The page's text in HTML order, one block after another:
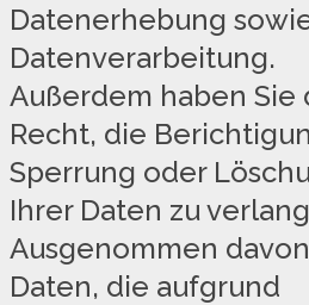
Datenerhebung
Datenverarbeitung.
Außerdem haben Sie
Recht, die
Sperrung oder
Ihrer Daten zu
Ausgenommen
Daten, die aufgrund